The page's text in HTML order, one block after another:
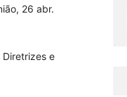
26 abr.
e